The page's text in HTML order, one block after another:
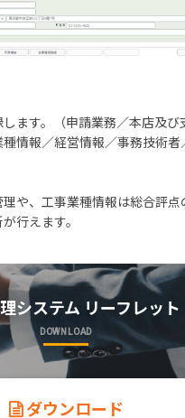
ます。（申請業務／本店及び
情報／経営情報／事務技術者
や、工事業種情報は総合評
行えます。
システム リーフレット
DOWNLOAD
ダウンロード